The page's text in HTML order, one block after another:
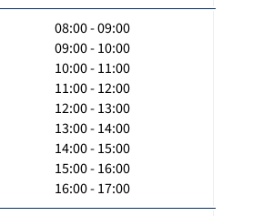
08:00 - 09:00
09:00 - 10:00
10:00 - 11:00
11:00 - 12:00
12:00 - 13:00
13:00 - 14:00
14:00 - 15:00
15:00 - 16:00
16:00 - 17:00